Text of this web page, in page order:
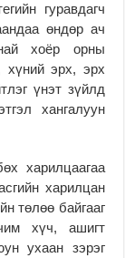
гуравдагч
өндөр ач
хоёр орны
хүний эрх, эрх
үнэт зүйлд
хангалуун
харилцаагаа
харилцан
төлөө байгааг
хүч, ашигт
ухаан зэрэг